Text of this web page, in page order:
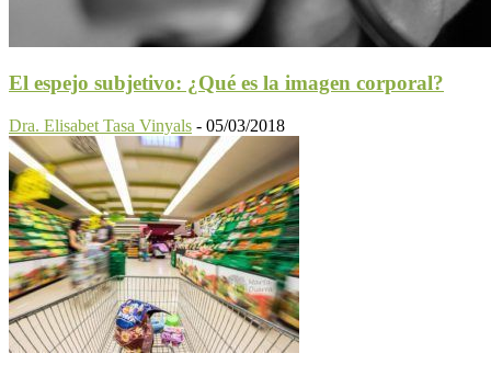
El espejo subjetivo: ¿Qué es la imagen corporal?
Dra. Elisabet Tasa Vinyals - 05/03/2018